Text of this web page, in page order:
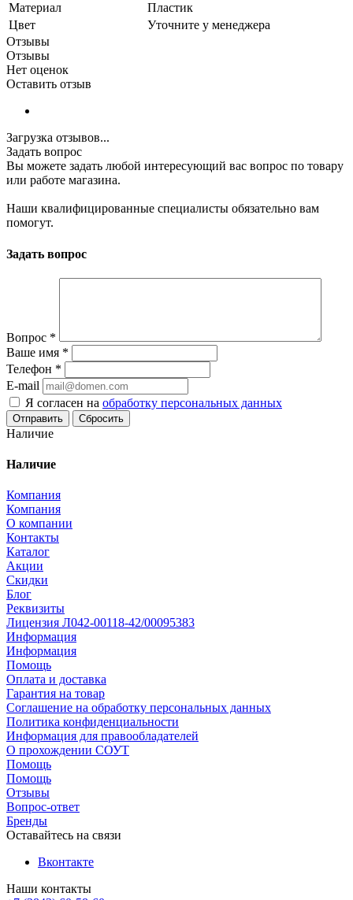
Материал
Пластик
Цвет
Уточните у менеджера
Отзывы
Отзывы
Нет оценок
Оставить отзыв
Загрузка отзывов...
Задать вопрос
Вы можете задать любой интересующий вас вопрос по товару
или работе магазина.
Наши квалифицированные специалисты обязательно вам
помогут.
Задать вопрос
Вопрос *
Ваше имя *
Телефон *
E-mail
Я согласен на обработку персональных данных
Сбросить
Наличие
Наличие
Компания
Компания
О компании
Контакты
Каталог
Акции
Скидки
Блог
Реквизиты
Лицензия Л042-00118-42/00095383
Информация
Информация
Помощь
Оплата и доставка
Гарантия на товар
Соглашение на обработку персональных данных
Политика конфиденциальности
Информация для правообладателей
О прохождении СОУТ
Помощь
Помощь
Отзывы
Вопрос-ответ
Бренды
Оставайтесь на связи
Вконтакте
Наши контакты